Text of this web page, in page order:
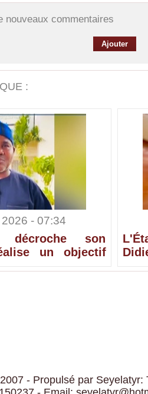
nouveaux commentaires
:
- 07:34
son
un objectif
- Propulsé par Seyelatyr: